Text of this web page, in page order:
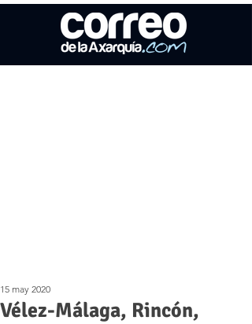
Vélez-Málaga, Rincón,
15 may 2020